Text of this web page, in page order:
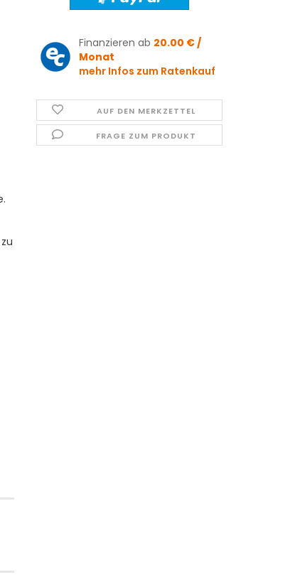
Finanzieren ab 20.00 € /
Monat
mehr Infos zum Ratenkauf
AUF DEN MERKZETTEL
FRAGE ZUM PRODUKT